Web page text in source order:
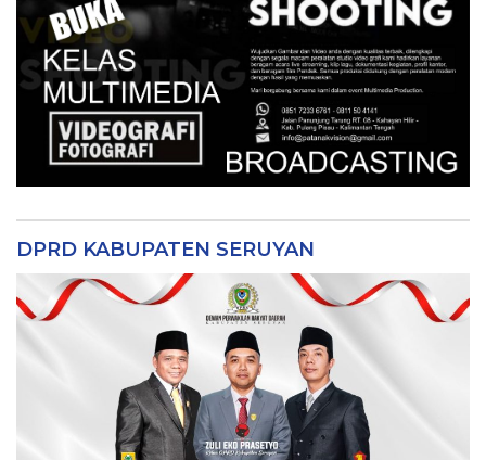
DPRD KABUPATEN SERUYAN